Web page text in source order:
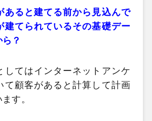
あると建てる前から見込んで
建てられているその基礎デー
？
してはインターネットアンケ
て顧客があると計算して計画
す。